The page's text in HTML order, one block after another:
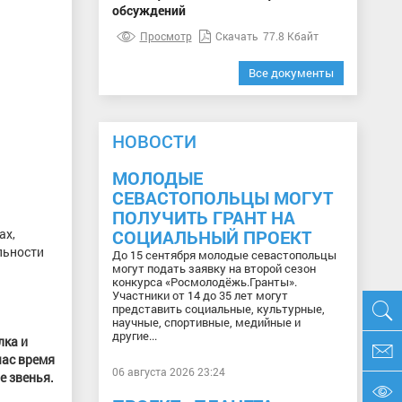
и
время
звенья.
обсуждений
Просмотр Скачать 77.8 Кбайт
Все документы
НОВОСТИ
МОЛОДЫЕ
СЕВАСТОПОЛЬЦЫ МОГУТ
ПОЛУЧИТЬ ГРАНТ НА
СОЦИАЛЬНЫЙ ПРОЕКТ
До 15 сентября молодые севастопольцы
могут подать заявку на второй сезон
конкурса «Росмолодёжь.Гранты».
Участники от 14 до 35 лет могут
представить социальные, культурные,
научные, спортивные, медийные и
другие...
06 августа 2026 23:24